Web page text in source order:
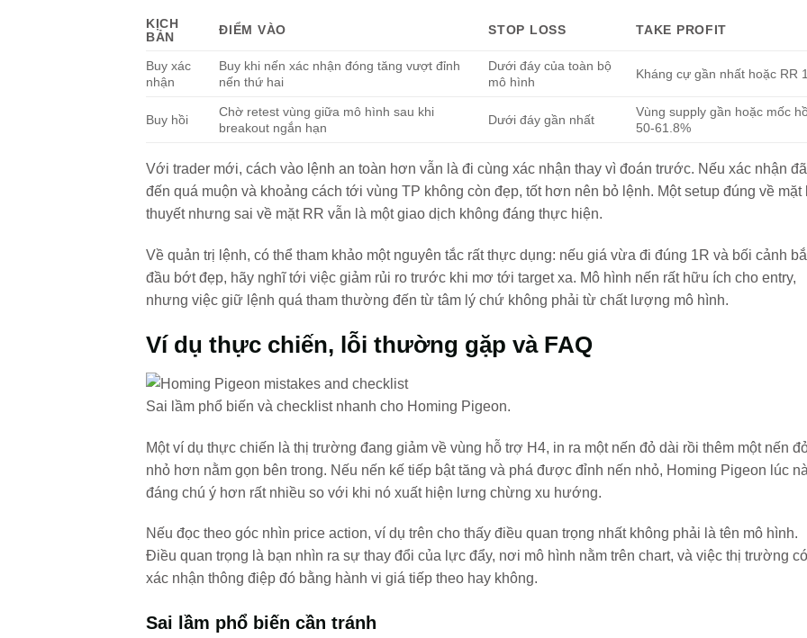
KỊCH
BẢN
ĐIỂM VÀO STOP LOSS TAKE PROFIT
Buy xác
nhận
Buy khi nến xác nhận đóng tăng vượt đỉnh
nến thứ hai
Dưới đáy của toàn bộ
mô hình
Kháng cự gần nhất hoặc RR
Buy hồi
Chờ retest vùng giữa mô hình sau khi
breakout ngắn hạn
Dưới đáy gần nhất
Vùng supply gần hoặc mốc
50-61.8%
Với trader mới, cách vào lệnh an toàn hơn vẫn là đi cùng xác nhận thay vì đoán trước. Nếu xác nhận đã
đến quá muộn và khoảng cách tới vùng TP không còn đẹp, tốt hơn nên bỏ lệnh. Một setup đúng về mặt
thuyết nhưng sai về mặt RR vẫn là một giao dịch không đáng thực hiện.
Về quản trị lệnh, có thể tham khảo một nguyên tắc rất thực dụng: nếu giá vừa đi đúng 1R và bối cảnh
đầu bớt đẹp, hãy nghĩ tới việc giảm rủi ro trước khi mơ tới target xa. Mô hình nến rất hữu ích cho entry,
nhưng việc giữ lệnh quá tham thường đến từ tâm lý chứ không phải từ chất lượng mô hình.
Ví dụ thực chiến, lỗi thường gặp và FAQ
Sai lầm phổ biến và checklist nhanh cho Homing Pigeon.
Một ví dụ thực chiến là thị trường đang giảm về vùng hỗ trợ H4, in ra một nến đỏ dài rồi thêm một nến
nhỏ hơn nằm gọn bên trong. Nếu nến kế tiếp bật tăng và phá được đỉnh nến nhỏ, Homing Pigeon lúc
đáng chú ý hơn rất nhiều so với khi nó xuất hiện lưng chừng xu hướng.
Nếu đọc theo góc nhìn price action, ví dụ trên cho thấy điều quan trọng nhất không phải là tên mô hình.
Điều quan trọng là bạn nhìn ra sự thay đổi của lực đẩy, nơi mô hình nằm trên chart, và việc thị trường có
xác nhận thông điệp đó bằng hành vi giá tiếp theo hay không.
Sai lầm phổ biến cần tránh